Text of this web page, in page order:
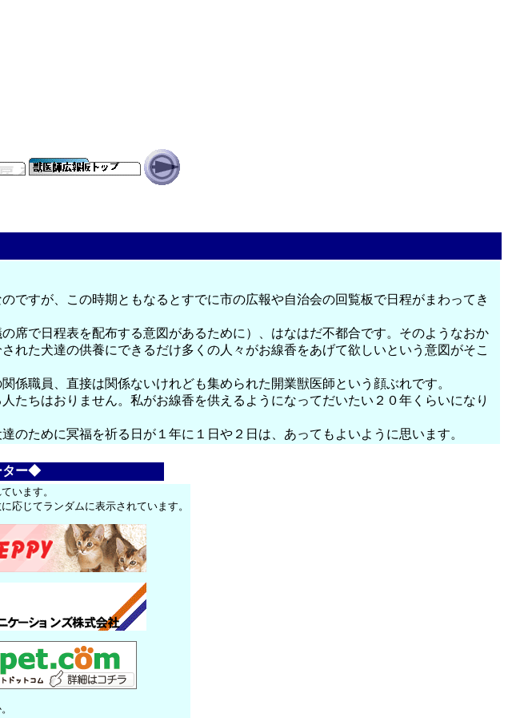
ですが、この時期ともなるとすでに市の広報や自治会の回覧板で日程がまわってき
席で日程表を配布する意図があるために）、はなはだ不都合です。そのようなおか
れた犬達の供養にできるだけ多くの人々がお線香をあげて欲しいという意図がそこ
職員、直接は関係ないけれども集められた開業獣医師という顔ぶれです。
ちはおりません。私がお線香を供えるようになってだいたい２０年くらいになり
ために冥福を祈る日が１年に１日や２日は、あってもよいように思います。
ター◆
います。
応じてランダムに表示されています。